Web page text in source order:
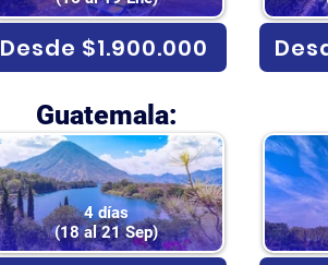
Desde $1.900.000
Guatemala:
4 días
(18 al 21 Sep)